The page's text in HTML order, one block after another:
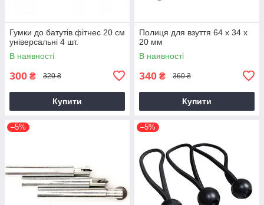
Гумки до батутів фітнес 20 см
універсальні 4 шт.
В наявності
300 ₴ 320 ₴
Купити
Полиця для взуття 64 х 34 х
20 мм
В наявності
340 ₴ 360 ₴
Купити
–5% –5%